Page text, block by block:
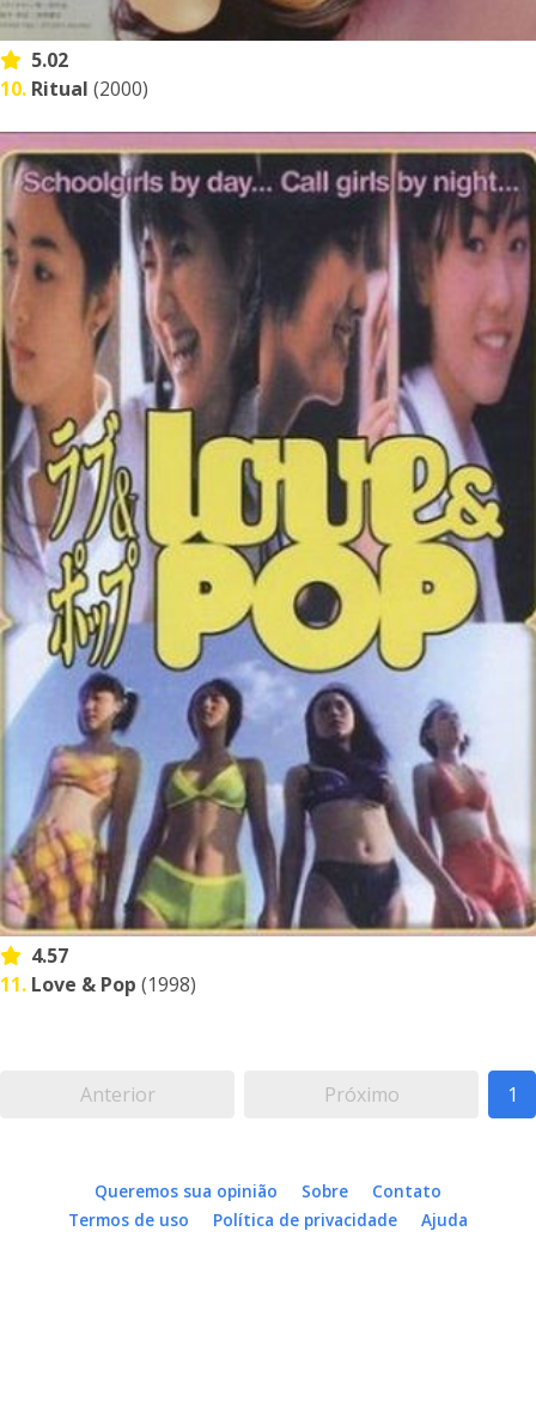
5.02
10. Ritual (2000)
4.57
11. Love & Pop (1998)
Anterior Próximo 1
Queremos sua opinião Sobre
Contato
Termos de uso
Política de privacidade Ajuda